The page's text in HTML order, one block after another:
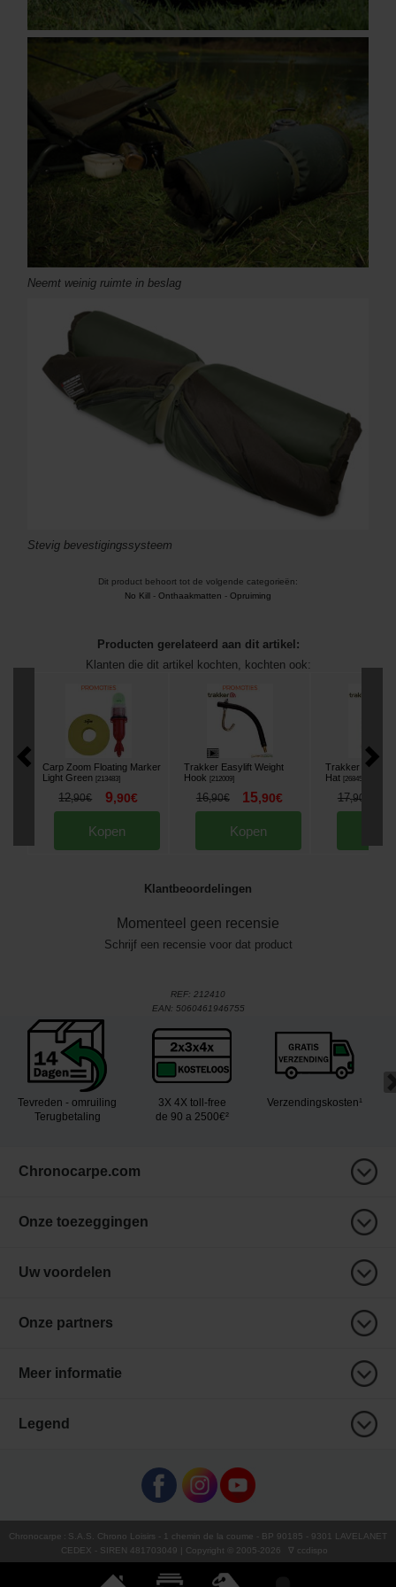
Neemt weinig ruimte in beslag
Stevig bevestigingssysteem
Dit product behoort tot de volgende categorieën:
No Kill - Onthaakmatten - Opruiming
Producten gerelateerd aan dit artikel:
Klanten die dit artikel kochten, kochten ook:
Carp Zoom Floating Marker
Light Green [213483]
12,90€ 9,90€
Kopen
Trakker Easylift Weight
Hook
[212009]
16,90€ 15,90€
Kopen
Trakker Team
Hat [268458
17,90
Klantbeoordelingen
Momenteel geen recensie
Schrijf een recensie voor dat product
REF: 212410
EAN: 5060461946755
Tevreden - omruiling
Terugbetaling
3X 4X toll-free
de 90 a 2500€²
Verzendingskosten¹
Chronocarpe.com
Onze toezeggingen
Uw voordelen
Onze partners
Meer informatie
Legend
Chronocarpe : S.A.S. Chrono Loisirs - 1 chemin de la coume - BP 90185 - 9301 LAVELANET
CEDEX - SIREN 481703049 | Copyright © 2005-2026 ∇ ccdispo